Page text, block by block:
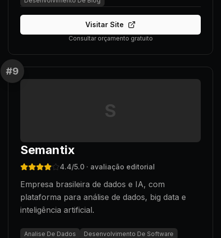
Visitar Site
Consultar orçamento gratuito
#9
S
Semantix
4.4/5.0 · avaliação editorial
Empresa brasileira de dados e IA, com
plataforma para análise de dados, big data e
inteligência artificial.
Analise De Dados
Desenvolvimento De Software